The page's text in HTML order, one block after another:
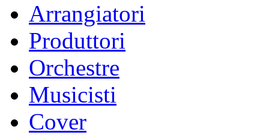
Arrangiatori
Produttori
Orchestre
Musicisti
Cover